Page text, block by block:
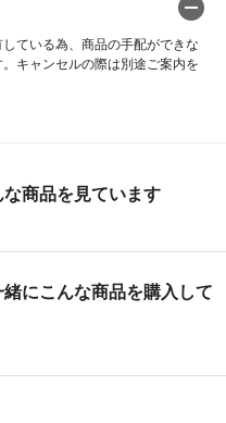
ている為、商品の手配ができな
キャンセルの際は別途ご案内を
商品を見ています
にこんな商品を購入して